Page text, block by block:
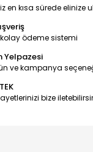
en kısa sürede elinize
ödeme sistemi
Yelpazesi
ve kampanya
bize